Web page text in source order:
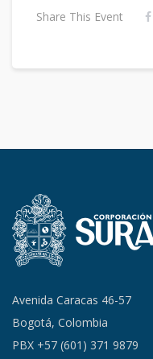
Share This Event
Avenida Caracas 46-57
Bogotá, Colombia
PBX +57 (601) 371 9879